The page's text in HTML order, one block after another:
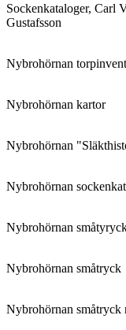
Sockenkataloger, Carl
Gustafsson
Nybrohörnan
Nybrohörnan kartor
Nybrohörnan
Nybrohörnan
Nybrohörnan
Nybrohörnan småtryck
Nybrohörnan småtryck